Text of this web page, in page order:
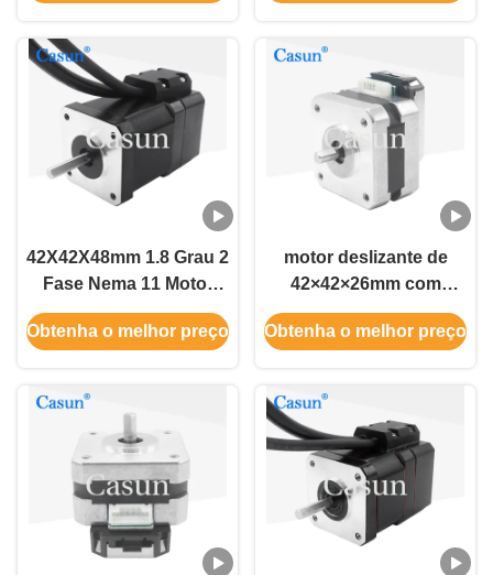
equipamentos de
automação
42X42X48mm 1.8 Grau 2
Fase Nema 11 Motor
Stepper Com Encoder
0,54N.M Para Robô
Obtenha o melhor preço
motor deslizante de
42×42×26mm com
codificador 1.5A NEMA
17 para o acessório do
Obtenha o melhor preço